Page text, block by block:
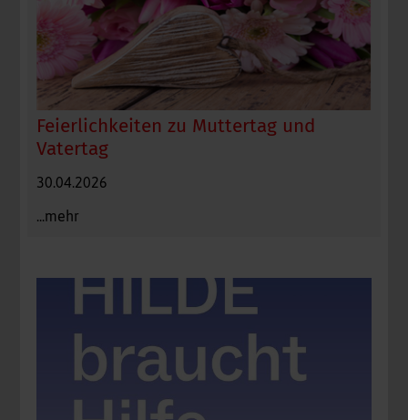
Feierlichkeiten zu Muttertag und
Vatertag
30.04.2026
...mehr